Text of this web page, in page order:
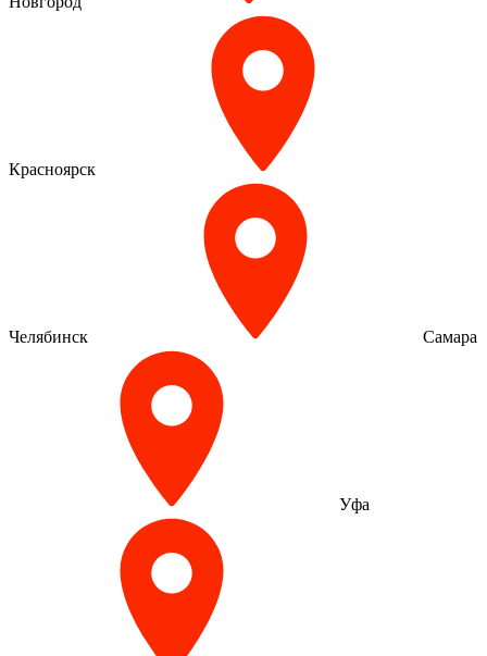
Красноярск
Челябинск Самара
Уфа